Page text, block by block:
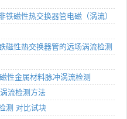
磁性热交换器管电磁（涡流）
性热交换器管的远场涡流检测
性金属材料脉冲涡流检测
流检测方法
测 对比试块